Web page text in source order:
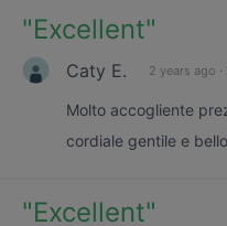
"Excellent"
Caty E. 2 years ago ·
Molto accogliente
cordiale gentile e bello
"Excellent"